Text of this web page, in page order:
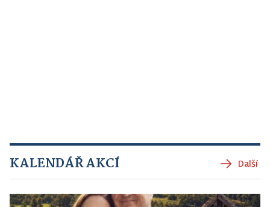
KALENDÁŘ AKCÍ Další